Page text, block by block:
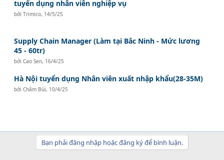
tuyển dụng nhân viên nghiệp vụ
bởiTrimico, 14/5/25
Supply Chain Manager (Làm tại Bắc Ninh - Mức lương
45 - 60tr)
bởiCao Sen, 16/4/25
Hà Nội tuyển dụng Nhân viên xuất nhập khẩu(28-35M)
bởiChâm Bùi, 10/4/25
Bạn phải đăng nhập hoặc đăng ký để bình luận.